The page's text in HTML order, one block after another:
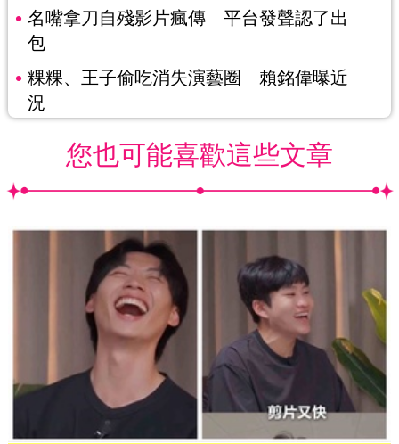
名嘴拿刀自殘影片瘋傳 平台發聲認了出
包
粿粿、王子偷吃消失演藝圈 賴銘偉曝近
況
您也可能喜歡這些文章